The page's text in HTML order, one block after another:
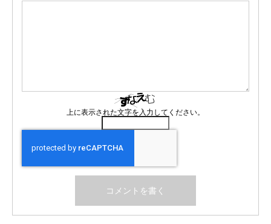
上に表示された文字を入力してください。